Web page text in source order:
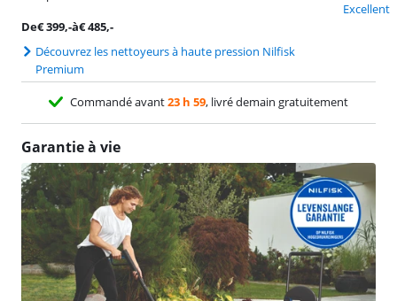
De€399,-à€485,-
Découvrez les nettoyeurs à haute pression Nilfisk
Premium
Excellent
Commandé avant23 h 59, livré demain gratuitement
Garantie à vie